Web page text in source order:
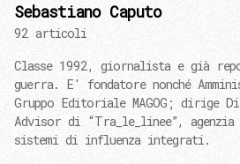
Sebastiano Caputo
92 articoli
Classe 1992, giornalista e già
guerra. E' fondatore nonché
Gruppo Editoriale MAGOG; dirige
Advisor di “Tra_le_linee”,
sistemi di influenza integrati.